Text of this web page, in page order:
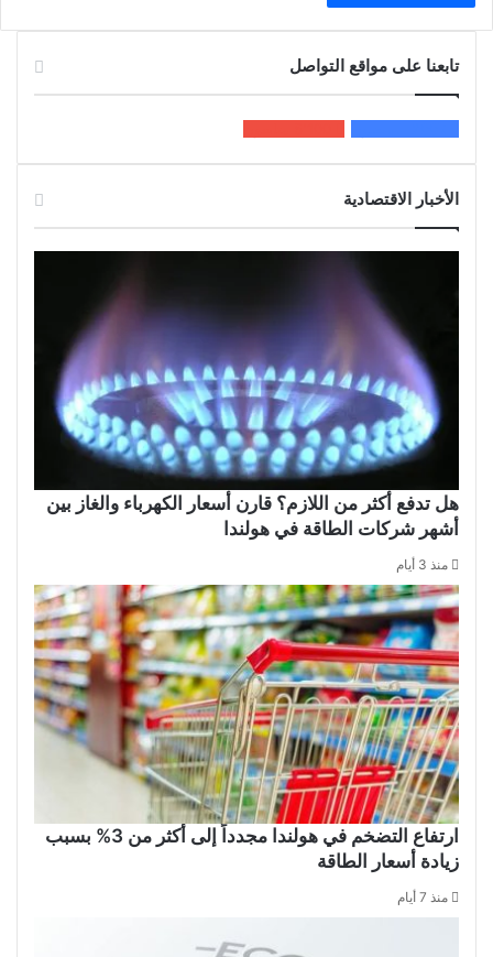
تابعنا على مواقع التواصل
الأخبار الاقتصادية
هل تدفع أكثر من اللازم؟ قارن أسعار الكهرباء والغاز بين
أشهر شركات الطاقة في هولندا
منذ 3 أيام
ارتفاع التضخم في هولندا مجدداً إلى أكثر من 3% بسبب
زيادة أسعار الطاقة
منذ 7 أيام